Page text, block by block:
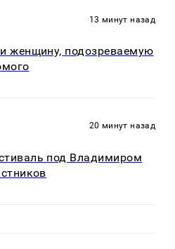
13 минут назад
женщину, подозреваемую
20 минут назад
под Владимиром